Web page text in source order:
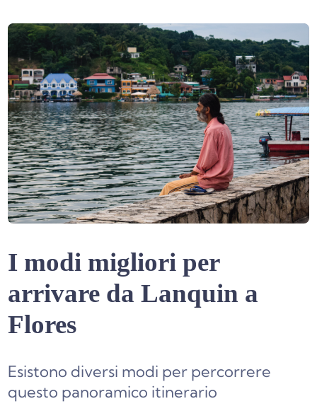
I modi migliori per
arrivare da Lanquin a
Flores
Esistono diversi modi per percorrere
questo panoramico itinerario